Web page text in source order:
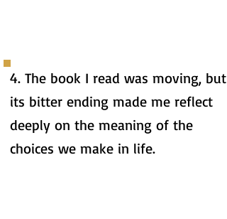
4. The book I read was moving, but
its bitter ending made me reflect
deeply on the meaning of the
choices we make in life.